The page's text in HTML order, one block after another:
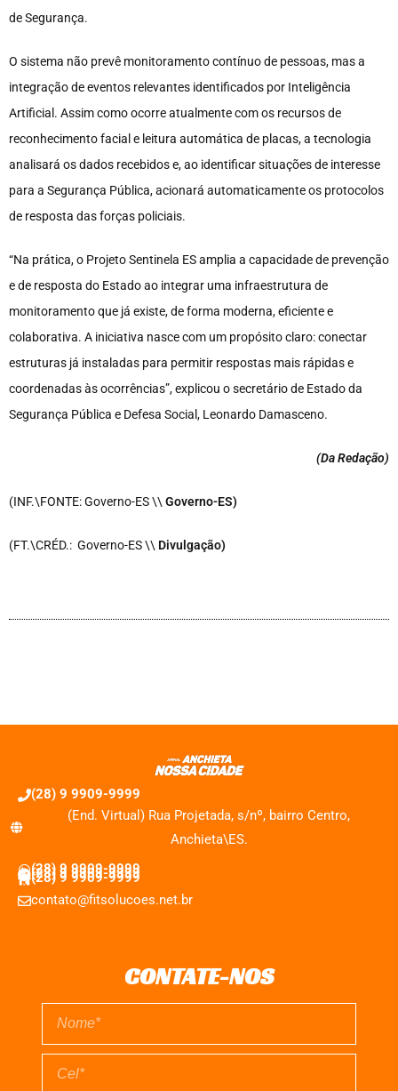
de Segurança.
O sistema não prevê monitoramento contínuo de pessoas, mas a
integração de eventos relevantes identificados por Inteligência
Artificial. Assim como ocorre atualmente com os recursos de
reconhecimento facial e leitura automática de placas, a tecnologia
analisará os dados recebidos e, ao identificar situações de interesse
para a Segurança Pública, acionará automaticamente os protocolos
de resposta das forças policiais.
“Na prática, o Projeto Sentinela ES amplia a capacidade de prevenção
e de resposta do Estado ao integrar uma infraestrutura de
monitoramento que já existe, de forma moderna, eficiente e
colaborativa. A iniciativa nasce com um propósito claro: conectar
estruturas já instaladas para permitir respostas mais rápidas e
coordenadas às ocorrências”, explicou o secretário de Estado da
Segurança Pública e Defesa Social, Leonardo Damasceno.
(Da Redação)
(INF.\FONTE: Governo-ES \\ Governo-ES)
(FT.\CRÉD.: Governo-ES \\ Divulgação)
(28) 9 9909-9999
(End. Virtual) Rua Projetada, s/nº, bairro Centro,
Anchieta\ES.
(28) 9 9909-9999
(28) 9 9909-9999
(28) 9 9909-9999
contato@fitsolucoes.net.br
CONTATE-NOS